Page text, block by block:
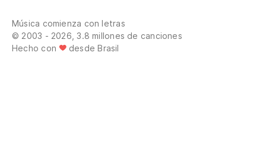
Música comienza con letras
© 2003 - 2026, 3.8 millones de canciones
Hecho con
desde Brasil